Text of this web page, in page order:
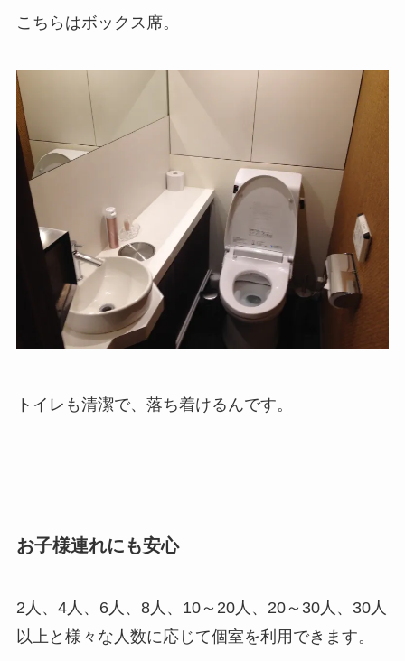
こちらはボックス席。
トイレも清潔で、落ち着けるんです。
お子様連れにも安心
2人、4人、6人、8人、10～20人、20～30人、30人
以上と様々な人数に応じて個室を利用できます。